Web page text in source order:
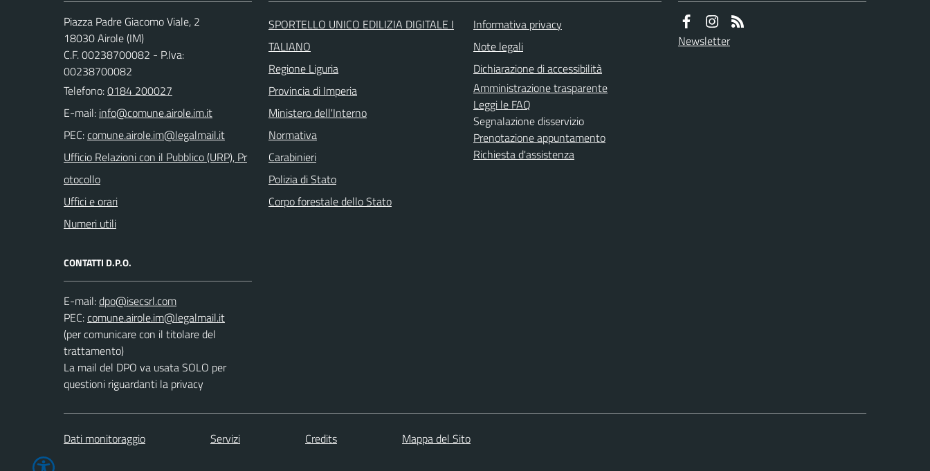
Piazza Padre Giacomo Viale, 2
18030 Airole (IM)
C.F. 00238700082 - P.Iva:
00238700082
Telefono:0184 200027
E-mail:
PEC:
Ufficio Relazioni con il Pubblico (URP), Pr
otocollo
Uffici e orari
Numeri utili
CONTATTI D.P.O.
E-mail:
PEC:
(per comunicare con il titolare del
trattamento)
La mail del DPO va usata SOLO per
questioni riguardanti la privacy
SPORTELLO UNICO EDILIZIA DIGITALE I
TALIANO
Regione Liguria
Provincia di Imperia
Ministero dell'Interno
Normativa
Carabinieri
Polizia di Stato
Corpo forestale dello Stato
Informativa privacy
Note legali
Dichiarazione di accessibilità
Amministrazione trasparente
Leggi le FAQ
Segnalazione disservizio
Prenotazione appuntamento
Richiesta d'assistenza
Newsletter
Dati monitoraggio Servizi Credits Mappa del Sito